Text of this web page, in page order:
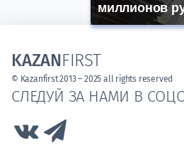
миллионов
СЛЕДУЙ ЗА НАМИ В
Link to Vk
KAZANFIRST
© Kazanfirst 2013 – 2025 all rights reserved